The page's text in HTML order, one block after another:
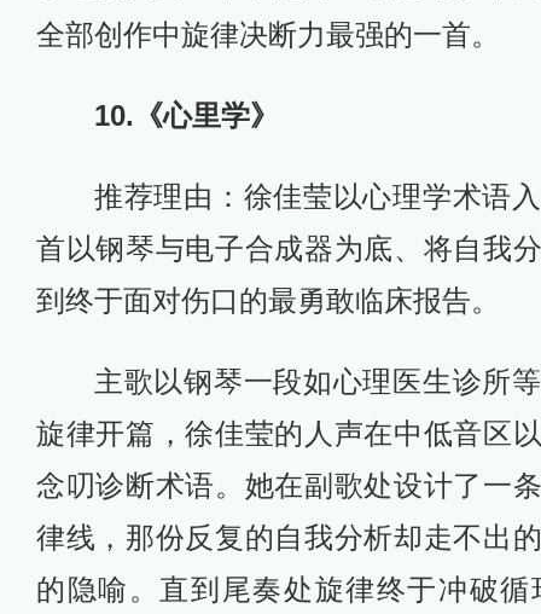
全部创作中旋律决断力最强的一首。
10.《心里学》
推荐理由：徐佳莹以心理学术语
首以钢琴与电子合成器为底、将自我
到终于面对伤口的最勇敢临床报告。
主歌以钢琴一段如心理医生诊所
旋律开篇，徐佳莹的人声在中低音区
念叨诊断术语。她在副歌处设计了一
律线，那份反复的自我分析却走不出
的隐喻。直到尾奏处旋律终于冲破